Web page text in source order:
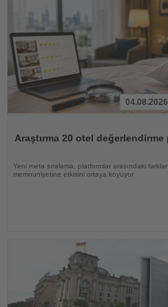
04.08.2026
Araştırma 20 otel değerlendirme
Yeni meta sıralama, platformlar arasındaki
memnuniyetine etkisini ortaya koyuyor